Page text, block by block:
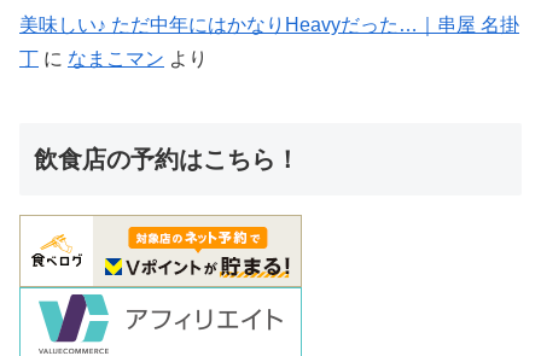
美味しい♪ ただ中年にはかなりHeavyだった…｜串屋 名掛
丁 に なまこマン より
飲食店の予約はこちら！